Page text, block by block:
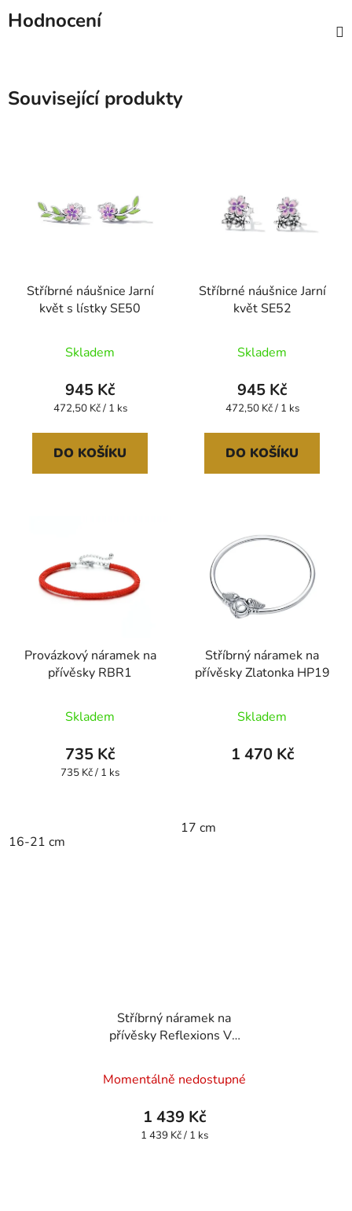
Hodnocení
Související produkty
Stříbrné náušnice Jarní
květ s lístky SE50
Skladem
945 Kč
Měrná
472,50 Kč / 1 ks
DO KOŠÍKU
Stříbrné náušnice Jarní
květ SE52
Skladem
945 Kč
Měrná
472,50 Kč / 1 ks
DO KOŠÍKU
Provázkový náramek na
přívěsky RBR1
Skladem
735 Kč
Měrná
735 Kč / 1 ks
16-21 cm
Stříbrný náramek na
přívěsky Zlatonka HP19
Skladem
1 470 Kč
17 cm
Stříbrný náramek na
přívěsky Reflexions V2
Momentálně nedostupné
1 439 Kč
Měrná
1 439 Kč / 1 ks